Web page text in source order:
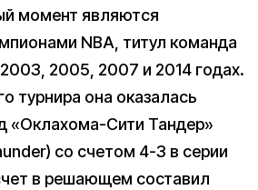
момент являются
NBA, титул команда
2005, 2007 и 2014 годах.
турнира она оказалась
«Оклахома-Сити Тандер»
со счетом 4-3 в серии
в решающем составил